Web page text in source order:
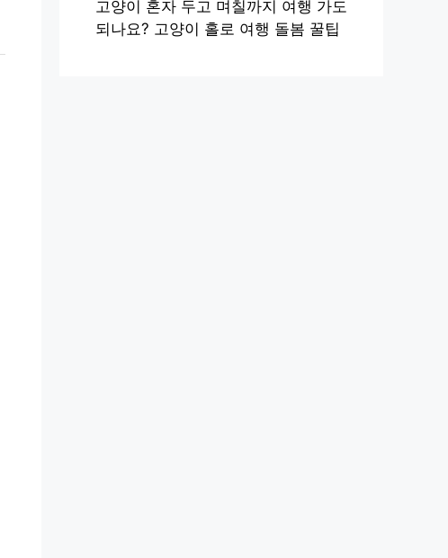
고양이 혼자 두고 며칠까지 여행 가도
되나요? 고양이 홀로 여행 돌봄 꿀팁